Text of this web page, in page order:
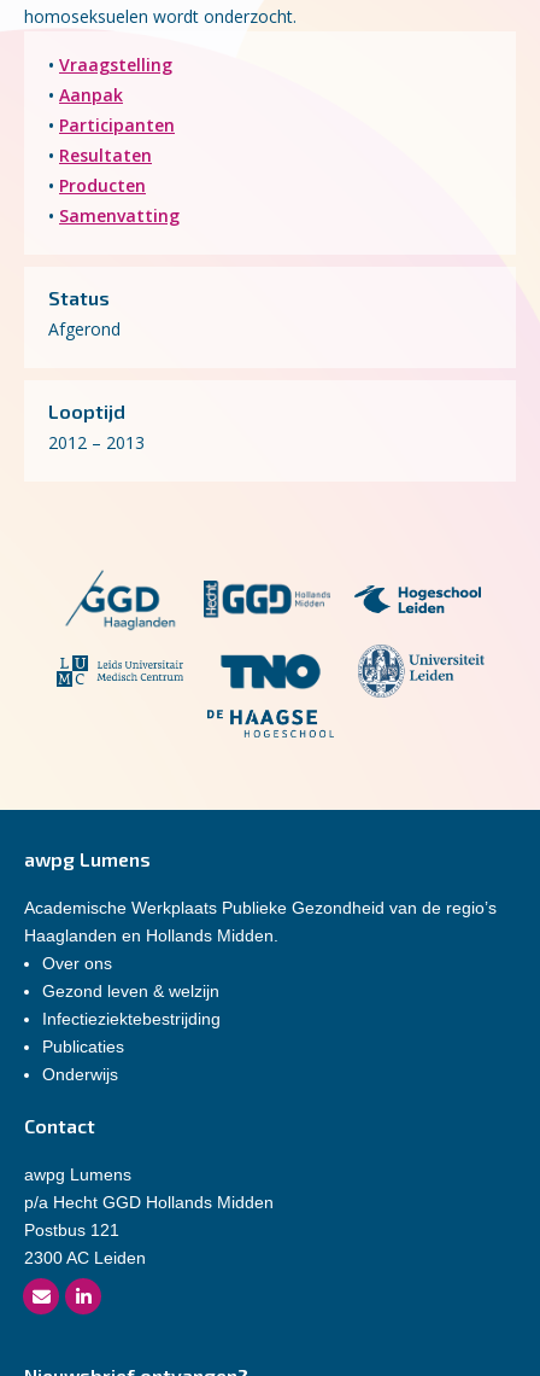
homoseksuelen wordt onderzocht.
• Vraagstelling
• Aanpak
• Participanten
• Resultaten
• Producten
• Samenvatting
Status
Afgerond
Looptijd
2012 – 2013
awpg Lumens
Academische Werkplaats Publieke Gezondheid van de regio’s
Haaglanden en Hollands Midden.
Over ons
Gezond leven & welzijn
Infectieziektebestrijding
Publicaties
Onderwijs
Contact
awpg Lumens
p/a Hecht GGD Hollands Midden
Postbus 121
2300 AC Leiden